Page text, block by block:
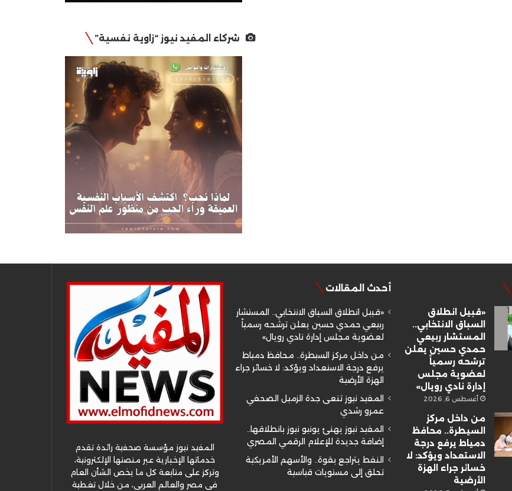
شركاء المفيد نيوز “زاوية نفسية”
«قبيل انطلاق
السباق الانتخابي..
المستشار ربيعي
حمدي حسين يعلن
ترشحه رسمياً
لعضوية مجلس
إدارة نادي رويال»
أغسطس 6, 2026
من داخل مركز
السيطرة.. محافظ
دمياط يرفع درجة
الاستعداد ويؤكد: لا
خسائر جراء الهزة
الأرضية
أحدث المقالات
«قبيل انطلاق السباق الانتخابي.. المستشار
ربيعي حمدي حسين يعلن ترشحه رسمياً
لعضوية مجلس إدارة نادي رويال»
من داخل مركز السيطرة.. محافظ دمياط
يرفع درجة الاستعداد ويؤكد: لا خسائر جراء
الهزة الأرضية
المفيد نيوز تنعى جدة الزميل الصحفي
عمرو رشدي
المفيد نيوز يهنئ يونيو نيوز بانطلاقها..
إضافة جديدة للإعلام الرقمي المصري
النفط يتراجع بقوة.. والأسهم الأمريكية
تحلق إلى مستويات قياسية
المفيد نيوز مؤسسة صحفية رائدة تقدم
خدماتها الإخبارية عبر منصتها الإلكترونية،
وتركز على متابعة كل ما يخص الشأن العام
في مصر والعالم العربي، من خلال تغطية